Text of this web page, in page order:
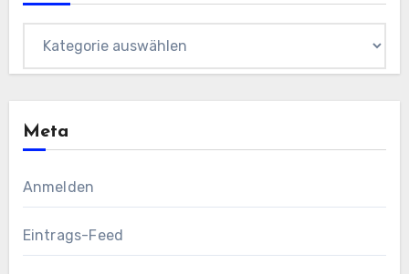
Meta
Anmelden
Eintrags-Feed